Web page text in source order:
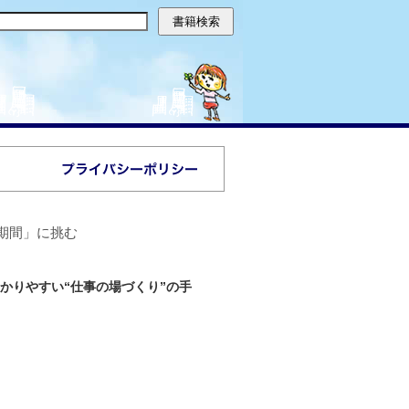
間」に挑む
りやすい“仕事の場づくり”の手